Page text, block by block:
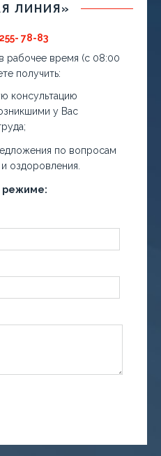
ЛИНИЯ»
78-83
рабочее время (с 08:00
получить:
консультацию
у Вас
по вопросам
оздоровления.
режиме: